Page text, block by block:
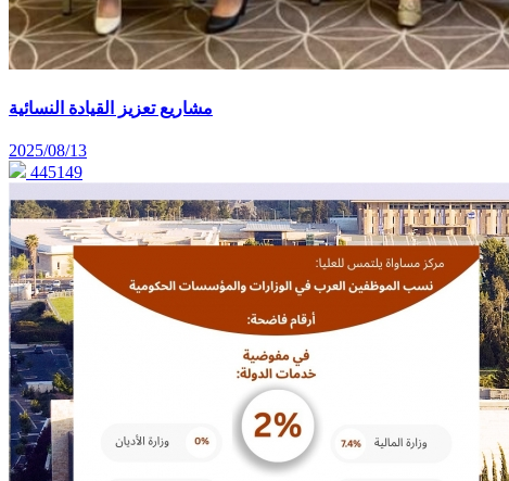
مشاريع تعزيز القيادة النسائية
2025/08/13
445149